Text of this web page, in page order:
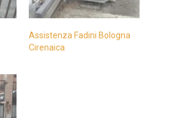
Assistenza Fadini Bologna
Cirenaica